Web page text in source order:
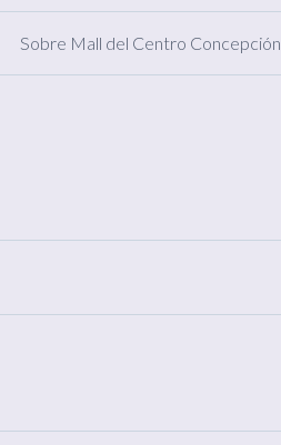
Sobre Mall del Centro Concepción